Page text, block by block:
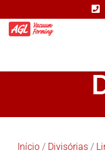
Início / Divisórias /